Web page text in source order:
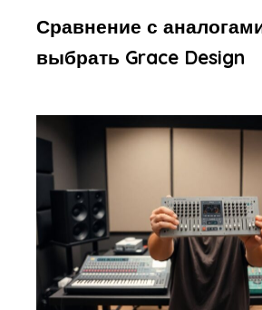
Сравнение с
выбрать Grace Design